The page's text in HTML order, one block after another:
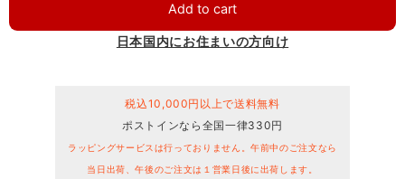
Add to cart
日本国内にお住まいの方向け
税込10,000円以上で送料無料
ポストインなら全国一律330円
ラッピングサービスは行っておりません。午前中のご注文なら
当日出荷、午後のご注文は１営業日後に出荷します。